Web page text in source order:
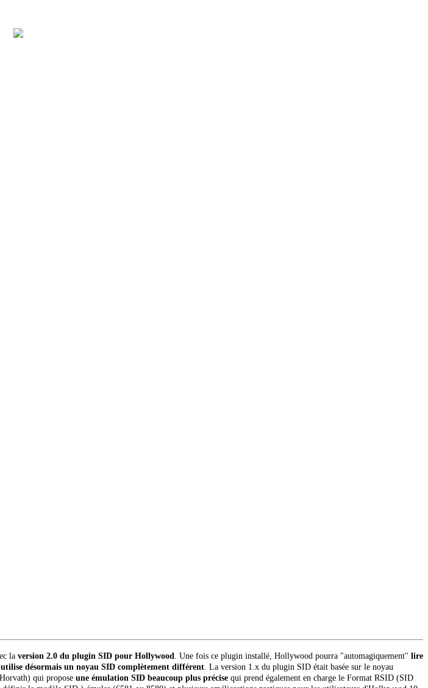
la version 2.0 du plugin SID pour Hollywood . Une fois ce plugin installé, Hollywood pourra "automagiquement" lire
désormais un noyau SID complètement différent . La version 1.x du plugin SID était basée sur le noyau
qui propose une émulation SID beaucoup plus précise qui prend également en charge le Format RSID (SID